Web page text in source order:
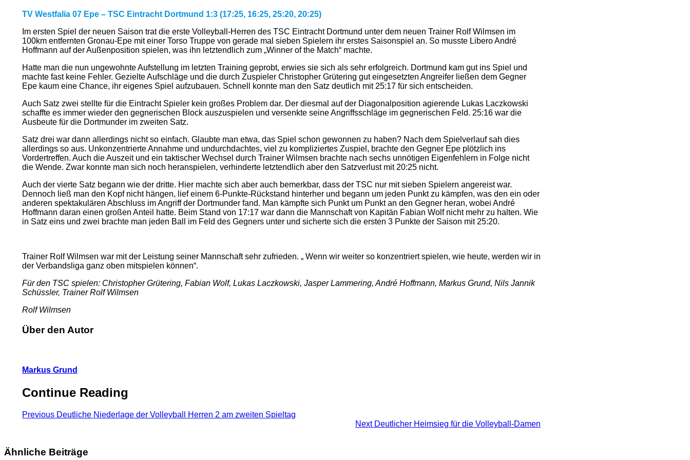
TV Westfalia 07 Epe – TSC Eintracht Dortmund 1:3 (17:25, 16:25, 25:20, 20:25)
Im ersten Spiel der neuen Saison trat die erste Volleyball-Herren des TSC Eintracht Dortmund unter dem neuen Trainer Rolf Wilmsen im
100km entfernten Gronau-Epe mit einer Torso Truppe von gerade mal sieben Spielern ihr erstes Saisonspiel an. So musste Libero André
Hoffmann auf der Außenposition spielen, was ihn letztendlich zum „Winner of the Match“ machte.
Hatte man die nun ungewohnte Aufstellung im letzten Training geprobt, erwies sie sich als sehr erfolgreich. Dortmund kam gut ins Spiel und
machte fast keine Fehler. Gezielte Aufschläge und die durch Zuspieler Christopher Grütering gut eingesetzten Angreifer ließen dem Gegner
Epe kaum eine Chance, ihr eigenes Spiel aufzubauen. Schnell konnte man den Satz deutlich mit 25:17 für sich entscheiden.
Auch Satz zwei stellte für die Eintracht Spieler kein großes Problem dar. Der diesmal auf der Diagonalposition agierende Lukas Laczkowski
schaffte es immer wieder den gegnerischen Block auszuspielen und versenkte seine Angriffsschläge im gegnerischen Feld. 25:16 war die
Ausbeute für die Dortmunder im zweiten Satz.
Satz drei war dann allerdings nicht so einfach. Glaubte man etwa, das Spiel schon gewonnen zu haben? Nach dem Spielverlauf sah dies
allerdings so aus. Unkonzentrierte Annahme und undurchdachtes, viel zu kompliziertes Zuspiel, brachte den Gegner Epe plötzlich ins
Vordertreffen. Auch die Auszeit und ein taktischer Wechsel durch Trainer Wilmsen brachte nach sechs unnötigen Eigenfehlern in Folge nicht
die Wende. Zwar konnte man sich noch heranspielen, verhinderte letztendlich aber den Satzverlust mit 20:25 nicht.
Auch der vierte Satz begann wie der dritte. Hier machte sich aber auch bemerkbar, dass der TSC nur mit sieben Spielern angereist war.
Dennoch ließ man den Kopf nicht hängen, lief einem 6-Punkte-Rückstand hinterher und begann um jeden Punkt zu kämpfen, was den ein oder
anderen spektakulären Abschluss im Angriff der Dortmunder fand. Man kämpfte sich Punkt um Punkt an den Gegner heran, wobei André
Hoffmann daran einen großen Anteil hatte. Beim Stand von 17:17 war dann die Mannschaft von Kapitän Fabian Wolf nicht mehr zu halten. Wie
in Satz eins und zwei brachte man jeden Ball im Feld des Gegners unter und sicherte sich die ersten 3 Punkte der Saison mit 25:20.
Trainer Rolf Wilmsen war mit der Leistung seiner Mannschaft sehr zufrieden. „ Wenn wir weiter so konzentriert spielen, wie heute, werden wir in
der Verbandsliga ganz oben mitspielen können“.
Für den TSC spielen: Christopher Grütering, Fabian Wolf, Lukas Laczkowski, Jasper Lammering, André Hoffmann, Markus Grund, Nils Jannik
Schüssler, Trainer Rolf Wilmsen
Rolf Wilmsen
Über den Autor
Markus Grund
Continue Reading
Previous Deutliche Niederlage der Volleyball Herren 2 am zweiten Spieltag
NextDeutlicher Heimsieg für die Volleyball-Damen
Ähnliche Beiträge